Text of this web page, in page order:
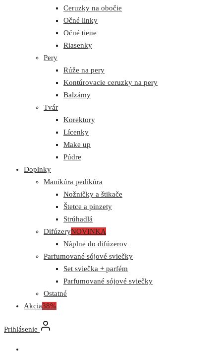
Ceruzky na obočie
Očné linky
Očné tiene
Riasenky
Pery
Rúže na pery
Kontúrovacie ceruzky na pery
Balzámy
Tvár
Korektory
Lícenky
Make up
Púdre
Doplnky
Manikúra pedikúra
Nožničky a štikače
Štetce a pinzety
Strúhadlá
DifúzeryNOVINKA
Náplne do difúzerov
Parfumované sójové sviečky
Set sviečka + parfém
Parfumované sójové sviečky
Ostatné
Akcia38%
Prihlásenie